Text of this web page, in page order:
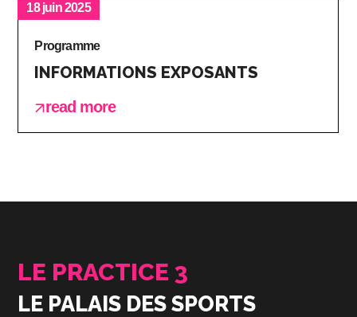
18 juin 2025
Programme
INFORMATIONS EXPOSANTS
read more
LE PRACTICE 3
LE PALAIS DES SPORTS